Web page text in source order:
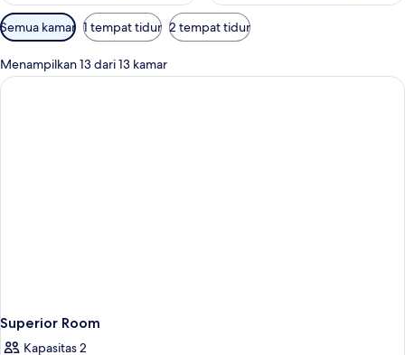
Filter
tersedia
untuk
kamar
Semua kamar 1 tempat tidur 2 tempat tidur
Menampilkan 13 dari 13 kamar
Superior Room
Kapasitas 2